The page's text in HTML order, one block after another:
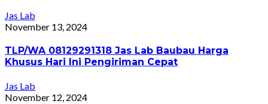
Jas Lab
November 13, 2024
TLP/WA 08129291318 Jas Lab Baubau Harga
Khusus Hari Ini Pengiriman Cepat
Jas Lab
November 12, 2024